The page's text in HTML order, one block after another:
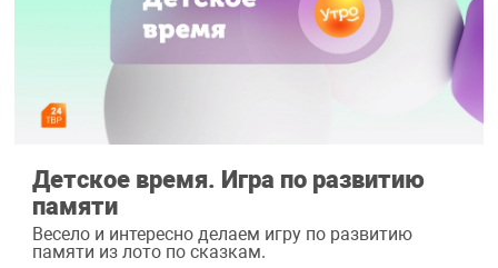
Детское время. Игра по развитию
памяти
Весело и интересно делаем игру по развитию
памяти из лото по сказкам.